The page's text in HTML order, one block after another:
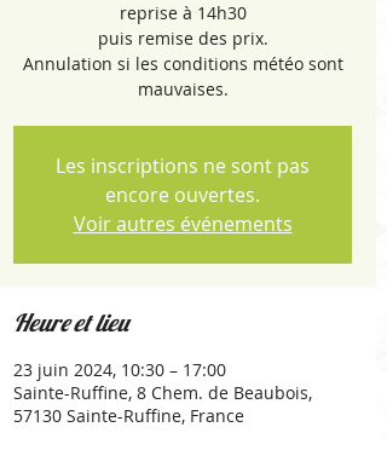
reprise à 14h30
puis remise des prix.
Annulation si les conditions météo sont
mauvaises.
Les inscriptions ne sont pas
encore ouvertes.
Voir autres événements
Heure et lieu
23 juin 2024, 10:30 – 17:00
Sainte-Ruffine, 8 Chem. de Beaubois,
57130 Sainte-Ruffine, France